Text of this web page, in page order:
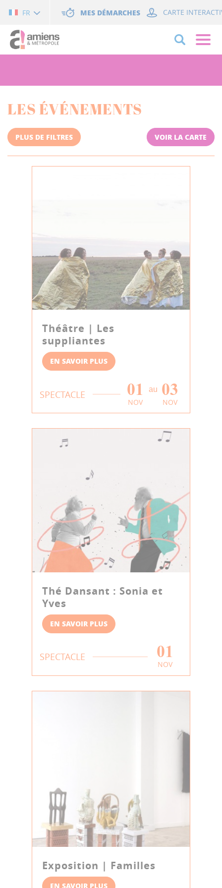
FR MES DÉMARCHES CARTE
LES ÉVÉNEMENTS
PLUS DE FILTRES VOIR LA CARTE
Théâtre | Les
suppliantes
EN SAVOIR PLUS
SPECTACLE 01
NOV
au 03
NOV
Thé Dansant : Sonia et
Yves
EN SAVOIR PLUS
SPECTACLE 01
NOV
Exposition | Familles
EN SAVOIR PLUS